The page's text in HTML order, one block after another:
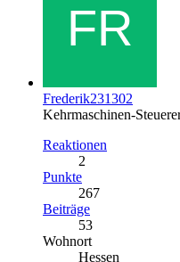
Frederik231302
Kehrmaschinen-
Reaktionen
2
Punkte
267
Beiträge
53
Wohnort
Hessen